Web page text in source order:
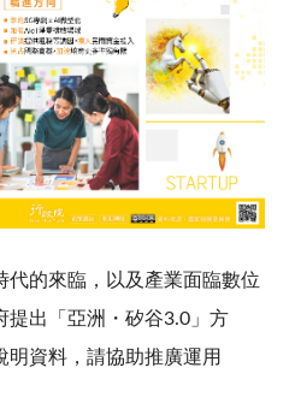
代的來臨，以及產業面臨數位
提出「亞洲・矽谷3.0」方
明資料，請協助推廣運用